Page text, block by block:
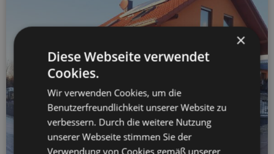
278 – Dekorative
Stahlzäune
×
Diese Webseite verwendet
Cookies.
Wir verwenden Cookies, um die
Benutzerfreundlichkeit unserer Website zu
verbessern. Durch die weitere Nutzung
unserer Webseite stimmen Sie der
Verwendung von Cookies gemäß unserer